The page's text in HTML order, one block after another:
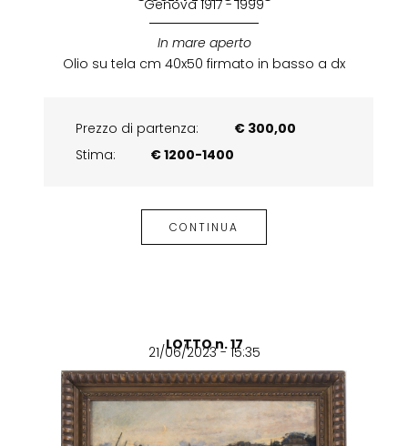
Genova 1917 - 1999
In mare aperto
Olio su tela cm 40x50 firmato in basso a dx
Prezzo di partenza:
€ 300,00
Stima:
€ 1200-1400
CONTINUA
LOTTO n. 17
21/06/2023 - 15:35